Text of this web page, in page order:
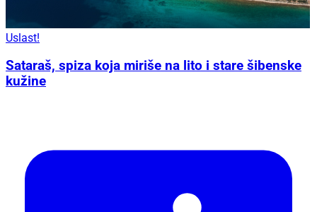
Uslast!
Sataraš, spiza koja miriše na lito i stare šibenske
kužine